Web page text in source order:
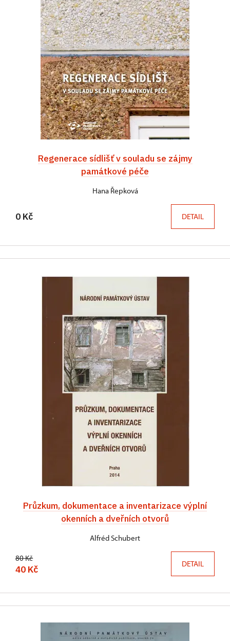
Regenerace sídlišť v souladu se zájmy
památkové péče
Hana Řepková
0 Kč DETAIL
Průzkum, dokumentace a inventarizace výplní
okenních a dveřních otvorů
Alfréd Schubert
80 Kč
40 Kč DETAIL